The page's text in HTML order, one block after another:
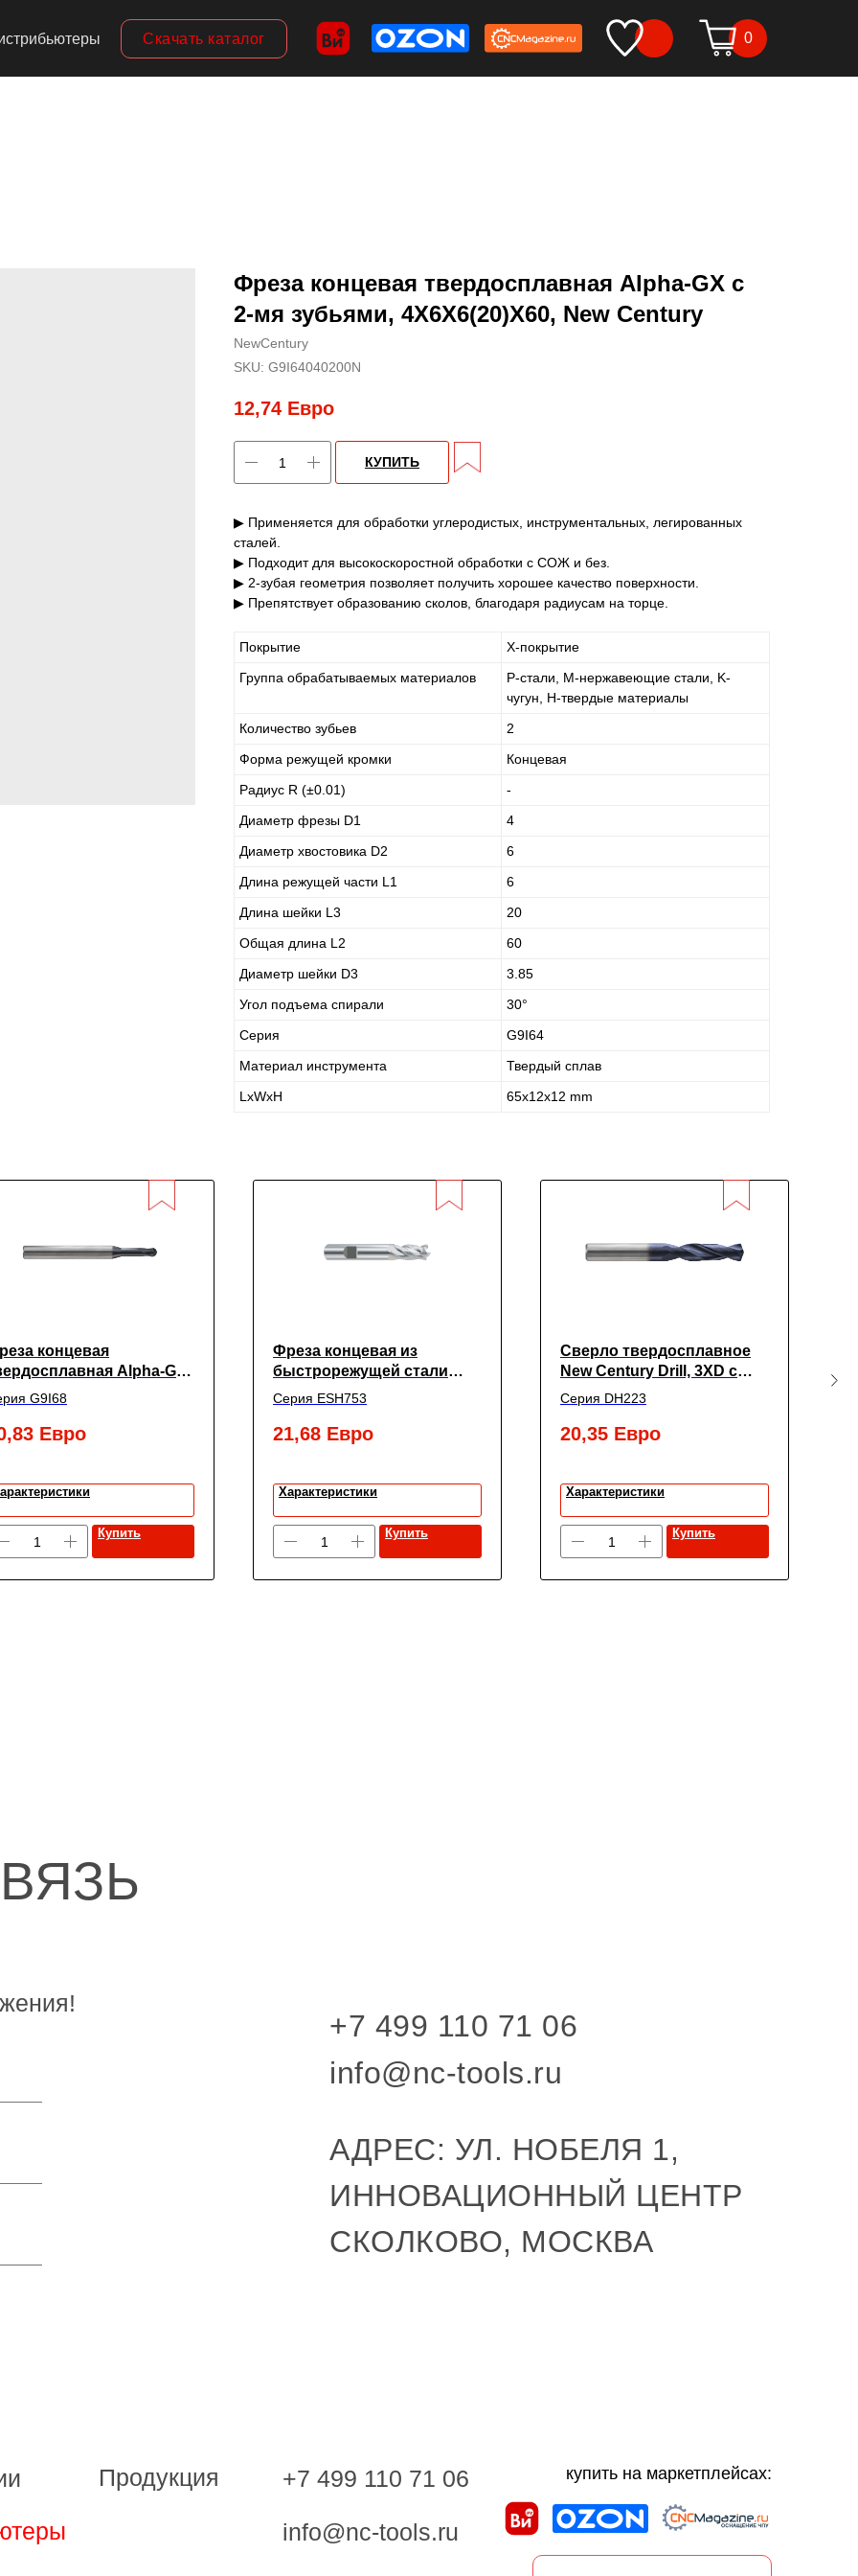
0
Скачать каталог
Фреза концевая твердосплавная Alpha-GX c
2-мя зубьями, 4X6X6(20)X60, New Century
NewCentury
SKU: G9I64040200N
12,74 Евро
КУПИТЬ
▶ Применяется для обработки углеродистых, инструментальных, легированных
сталей.
▶ Подходит для высокоскоростной обработки с СОЖ и без.
▶ 2-зубая геометрия позволяет получить хорошее качество поверхности.
▶ Препятствует образованию сколов, благодаря радиусам на торце.
Покрытие
X-покрытие
Группа обрабатываемых материалов
P-стали, M-нержавеющие стали, K-
чугун, H-твердые материалы
Количество зубьев
2
Форма режущей кромки
Концевая
Радиус R (±0.01)
-
Диаметр фрезы D1
4
Диаметр хвостовика D2
6
Длина режущей части L1
6
Длина шейки L3
20
Общая длина L2
60
Диаметр шейки D3
3.85
Угол подъема спирали
30°
Серия
G9I64
Материал инструмента
Твердый сплав
LxWxH
65x12x12 mm
концевая
Alpha-GX
мя зубьями,
New Century
G9I68
Евро
Купить
Фреза концевая из
быстрорежущей стали
SUPER HARDENED
многозубая с углом
спирали 30° черновая с
17X16X32X92, New Century
Серия ESH753
21,68 Евро
Характеристики
Купить
Сверло твердосплавное
New Century Drill, 3XD с
покрытием TiАIN,
3.1X6X20X62
Серия DH223
20,35 Евро
Характеристики
Купить
+7 499 110 71 06
info@nc-tools.ru
АДРЕС: УЛ. НОБЕЛЯ 1,
ИННОВАЦИОННЫЙ ЦЕНТР
СКОЛКОВО, МОСКВА
+7 499 110 71 06
info@nc-tools.ru
Продукция купить на маркетплейсах: